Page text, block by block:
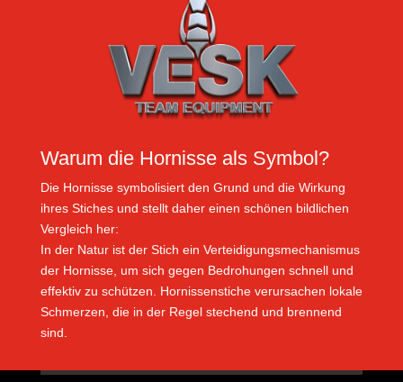
Warum die Hornisse als Symbol?
Die Hornisse symbolisiert den Grund und die Wirkung
ihres Stiches und stellt daher einen schönen bildlichen
Vergleich her:
In der Natur ist der Stich ein Verteidigungsmechanismus
der Hornisse, um sich gegen Bedrohungen schnell und
effektiv zu schützen. Hornissenstiche verursachen lokale
Schmerzen, die in der Regel stechend und brennend
sind.